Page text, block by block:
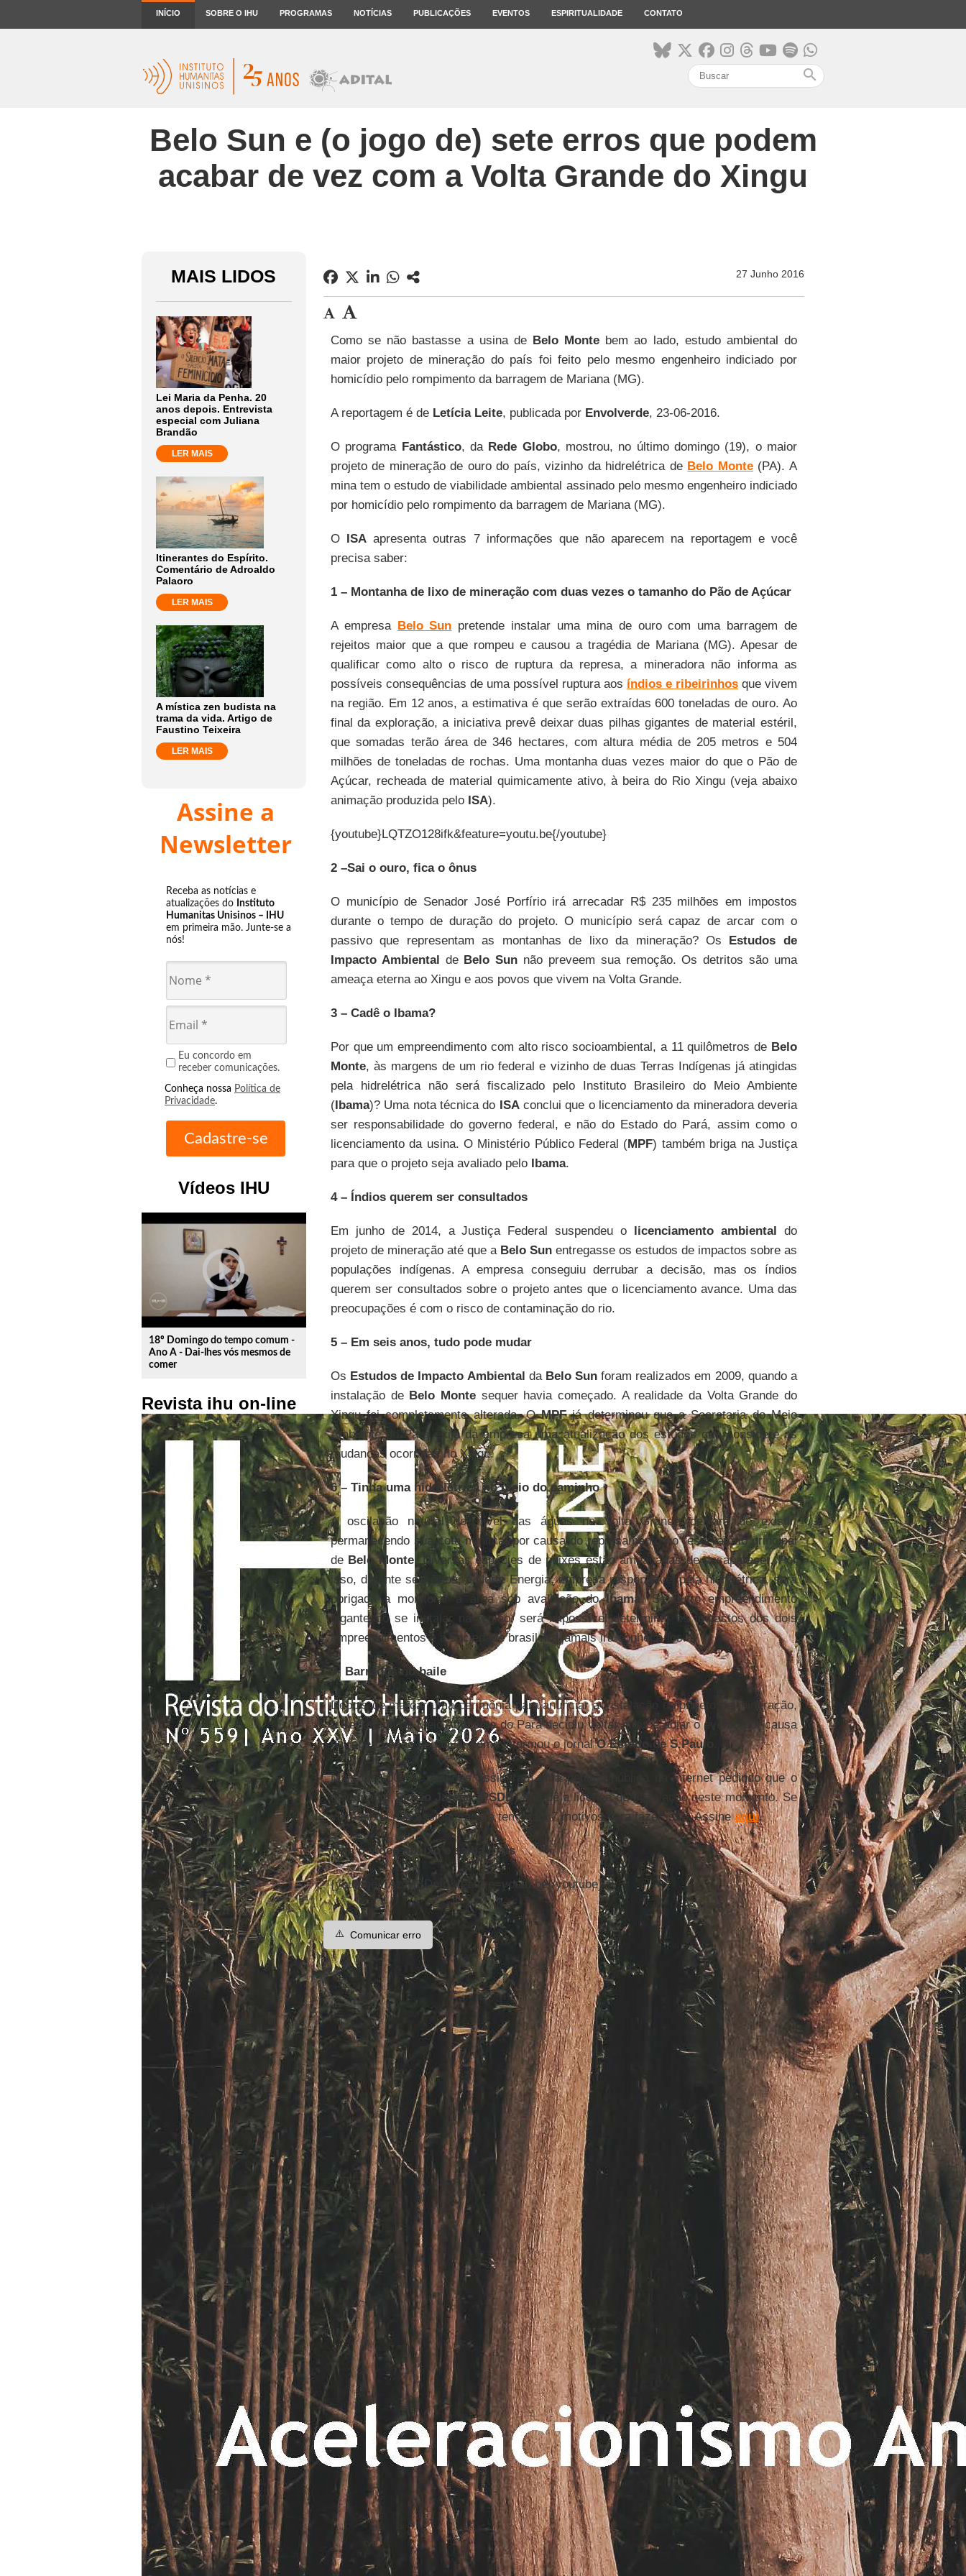
INÍCIO SOBRE O IHU PROGRAMAS NOTÍCIAS PUBLICAÇÕES EVENTOS ESPIRITUALIDADE CONTATO
search
Belo Sun e (o jogo de) sete erros que podem
acabar de vez com a Volta Grande do Xingu
MAIS LIDOS
Lei Maria da Penha. 20
anos depois. Entrevista
especial com Juliana
Brandão
LER MAIS
Itinerantes do Espírito.
Comentário de Adroaldo
Palaoro
LER MAIS
A mística zen budista na
trama da vida. Artigo de
Faustino Teixeira
LER MAIS
Assine a
Newsletter
Receba as notícias e
atualizações do Instituto
Humanitas Unisinos – IHU
em primeira mão. Junte-se a
nós!
Eu concordo em
receber comunicações.
Conheça nossa Política de
Privacidade.
Vídeos IHU
play_circle_outline
18º Domingo do tempo comum -
Ano A - Dai-lhes vós mesmos de
comer
Revista ihu on-line
27 Junho 2016
Como se não bastasse a usina de Belo Monte bem ao lado, estudo ambiental do
maior projeto de mineração do país foi feito pelo mesmo engenheiro indiciado por
homicídio pelo rompimento da barragem de Mariana (MG).
A reportagem é de Letícia Leite, publicada por Envolverde, 23-06-2016.
O programa Fantástico, da Rede Globo, mostrou, no último domingo (19), o maior
projeto de mineração de ouro do país, vizinho da hidrelétrica de Belo Monte(PA). A
mina tem o estudo de viabilidade ambiental assinado pelo mesmo engenheiro indiciado
por homicídio pelo rompimento da barragem de Mariana (MG).
O ISA apresenta outras 7 informações que não aparecem na reportagem e você
precisa saber:
1 – Montanha de lixo de mineração com duas vezes o tamanho do Pão de Açúcar
A empresa Belo Sun pretende instalar uma mina de ouro com uma barragem de
rejeitos maior que a que rompeu e causou a tragédia de Mariana (MG). Apesar de
qualificar como alto o risco de ruptura da represa, a mineradora não informa as
possíveis consequências de uma possível ruptura aos índios e ribeirinhosque vivem
na região. Em 12 anos, a estimativa é que serão extraídas 600 toneladas de ouro. Ao
final da exploração, a iniciativa prevê deixar duas pilhas gigantes de material estéril,
que somadas terão área de 346 hectares, com altura média de 205 metros e 504
milhões de toneladas de rochas. Uma montanha duas vezes maior do que o Pão de
Açúcar, recheada de material quimicamente ativo, à beira do Rio Xingu (veja abaixo
animação produzida pelo ISA).
{youtube}LQTZO128ifk&feature=youtu.be{/youtube}
2 –Sai o ouro, fica o ônus
O município de Senador José Porfírio irá arrecadar R$ 235 milhões em impostos
durante o tempo de duração do projeto. O município será capaz de arcar com o
passivo que representam as montanhas de lixo da mineração? Os Estudos de
Impacto Ambiental de Belo Sun não preveem sua remoção. Os detritos são uma
ameaça eterna ao Xingu e aos povos que vivem na Volta Grande.
3 – Cadê o Ibama?
Por que um empreendimento com alto risco socioambiental, a 11 quilômetros de Belo
Monte, às margens de um rio federal e vizinho de duas Terras Indígenas já atingidas
pela hidrelétrica não será fiscalizado pelo Instituto Brasileiro do Meio Ambiente
(Ibama)? Uma nota técnica do ISAconclui que o licenciamento da mineradora deveria
ser responsabilidade do governo federal, e não do Estado do Pará, assim como o
licenciamento da usina. O Ministério Público Federal (MPF) também briga na Justiça
para que o projeto seja avaliado pelo Ibama.
4 – Índios querem ser consultados
Em junho de 2014, a Justiça Federal suspendeu o licenciamento ambiental do
projeto de mineração até que a Belo Sunentregasse os estudos de impactos sobre as
populações indígenas. A empresa conseguiu derrubar a decisão, mas os índios
querem ser consultados sobre o projeto antes que o licenciamento avance. Uma das
preocupações é com o risco de contaminação do rio.
5 – Em seis anos, tudo pode mudar
Os Estudos de Impacto Ambiental da Belo Sun foram realizados em 2009, quando a
instalação de Belo Montesequer havia começado. A realidade da Volta Grande do
Xingu foi completamente alterada. OMPFjá determinou que a Secretaria do Meio
Ambiente do Pará exija da empresa uma atualização dos estudos que considere as
mudanças ocorridas no Xingu.
6 – Tinha uma hidrelétrica no meio do caminho
A oscilação natural do nível das águas na Volta Grande deixará de existir,
permanecendo sua cota mínima, por causa do represamento no reservatório principal
deBelo Monte . Diversas espécies de peixes estão ameaçadas de desaparecer. Por
isso, durante seis anos, a Norte Energia, empresa responsável pela hidrelétrica, será
obrigada a monitorar a área sob avaliação doIbama. Se outro empreendimento
gigantesco se instalar na região, será impossível determinar os impactos dos dois
empreendimentos e a sociedade brasileira jamais irá conhecê-los.
7- Barrados no baile
Depois de marcar uma cerimônia para anunciar a instalação do projeto de mineração,
a Secretaria de Meio Ambiente do Pará decidiu voltar atrás e adiar o evento por causa
da repercussão negativa, como informou o jornalO Estado de S.Paulo
Mais de 100 mil pessoas assinaram uma petição pública na internet pedindo que o
governadorSimão Jatene( PSDB) não dê a licença de instalação neste momento. Se
você ainda não assinou, agora tem mais 7 motivos para fazer isso. Assineaqui.
Veja o vídeo abaixo e saiba mais
{youtube}TAzT-lSDpIg&feature=youtu.be{/youtube}
⚠️ Comunicar erro